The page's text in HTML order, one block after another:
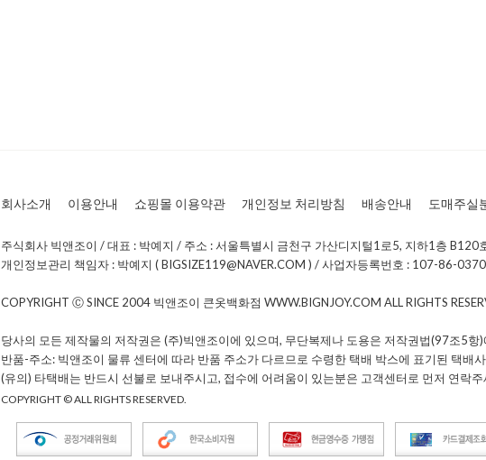
회사소개 이용안내 쇼핑몰 이용약관 개인정보 처리방침 배송안내 도매주실
주식회사 빅앤조이 / 대표 : 박예지 / 주소 : 서울특별시 금천구 가산디지털1로5, 지하1층
개인정보관리 책임자 : 박예지 ( BIGSIZE119@NAVER.COM ) / 사업자등록번호 : 107-86-
COPYRIGHT Ⓒ SINCE 2004 빅앤조이 큰옷백화점 WWW.BIGNJOY.COM ALL RIGHTS
당사의 모든 제작물의 저작권은 (주)빅앤조이에 있으며, 무단복제나 도용은 저작권법(97조5
반품-주소: 빅앤조이 물류 센터에 따라 반품 주소가 다르므로 수령한 택배 박스에 표기된 택배
(유의) 타택배는 반드시 선불로 보내주시고, 접수에 어려움이 있는분은 고객센터로 먼저 연락주
COPYRIGHT © ALL RIGHTS RESERVED.